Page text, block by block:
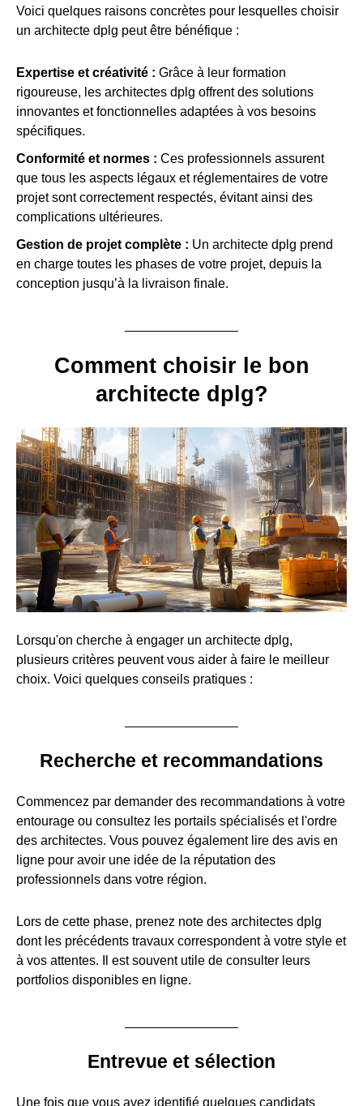
Voici quelques raisons concrètes pour lesquelles choisir
un architecte dplg peut être bénéfique :
Expertise et créativité : Grâce à leur formation
rigoureuse, les architectes dplg offrent des solutions
innovantes et fonctionnelles adaptées à vos besoins
spécifiques.
Conformité et normes : Ces professionnels assurent
que tous les aspects légaux et réglementaires de votre
projet sont correctement respectés, évitant ainsi des
complications ultérieures.
Gestion de projet complète : Un architecte dplg prend
en charge toutes les phases de votre projet, depuis la
conception jusqu’à la livraison finale.
Comment choisir le bon
architecte dplg?
Lorsqu'on cherche à engager un architecte dplg,
plusieurs critères peuvent vous aider à faire le meilleur
choix. Voici quelques conseils pratiques :
Recherche et recommandations
Commencez par demander des recommandations à votre
entourage ou consultez les portails spécialisés et l'ordre
des architectes. Vous pouvez également lire des avis en
ligne pour avoir une idée de la réputation des
professionnels dans votre région.
Lors de cette phase, prenez note des architectes dplg
dont les précédents travaux correspondent à votre style et
à vos attentes. Il est souvent utile de consulter leurs
portfolios disponibles en ligne.
Entrevue et sélection
Une fois que vous avez identifié quelques candidats